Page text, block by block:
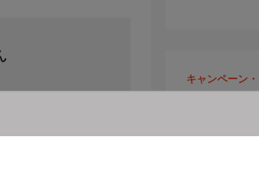
キャンペーン